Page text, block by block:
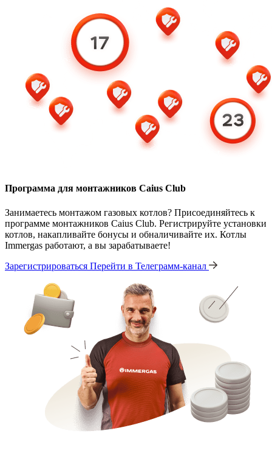
Программа для монтажников Caius Club
Занимаетесь монтажом газовых котлов? Присоединяйтесь к
программе монтажников Caius Club. Регистрируйте установки
котлов, накапливайте бонусы и обналичивайте их. Котлы
Immergas работают, а вы зарабатываете!
Зарегистрироваться Перейти в Телеграмм-канал